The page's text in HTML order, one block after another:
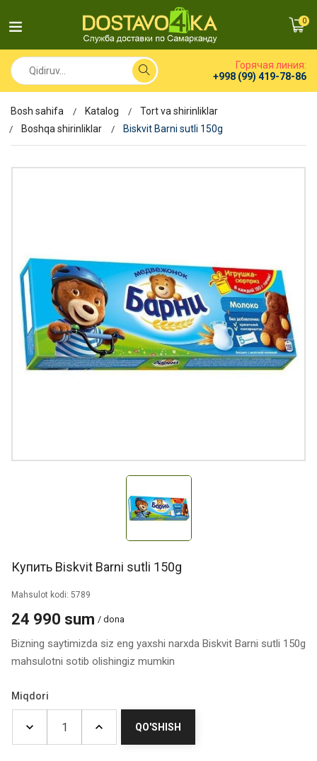
0
Горячая линия:
+998 (99) 419-78-86
Bosh sahifa Katalog
Tort va shirinliklar
Boshqa shirinliklar
Biskvit Barni sutli 150g
Купить Biskvit Barni sutli 150g
Mahsulot kodi: 5789
24 990 sum / dona
Bizning saytimizda siz eng yaxshi narxda Biskvit Barni sutli 150g
mahsulotni sotib olishingiz mumkin
Miqdori
QO'SHISH